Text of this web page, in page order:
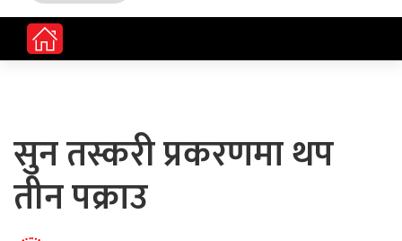
सुन तस्करी प्रकरणमा थप
तीन पक्राउ